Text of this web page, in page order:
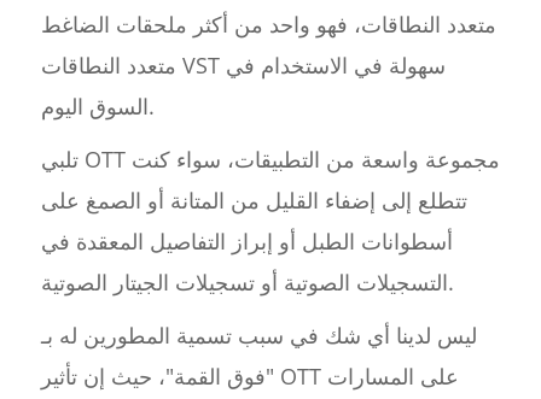
متعدد النطاقات، فهو واحد من أكثر ملحقات الضاغط
متعدد النطاقات VST سهولة في الاستخدام في
السوق اليوم.
تلبي OTT مجموعة واسعة من التطبيقات، سواء كنت
تتطلع إلى إضفاء القليل من المتانة أو الصمغ على
أسطوانات الطبل أو إبراز التفاصيل المعقدة في
التسجيلات الصوتية أو تسجيلات الجيتار الصوتية.
ليس لدينا أي شك في سبب تسمية المطورين له بـ
"فوق القمة"، حيث إن تأثير OTT على المسارات